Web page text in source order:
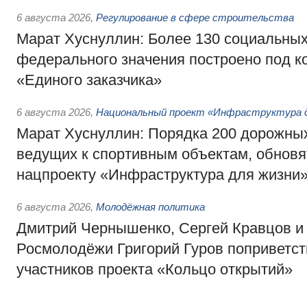
6 августа 2026, Регулирование в сфере строительства
Марат Хуснуллин: Более 130
федерального значения построено под
«Единого заказчика»
6 августа 2026, Национальный проект «Инфраструктура
Марат Хуснуллин: Порядка 200
ведущих к спортивным объектам,
нацпроекту «Инфраструктура для
6 августа 2026, Молодёжная политика
Дмитрий Чернышенко, Сергей Кравцов и
Росмолодёжи Григорий Гуров
участников проекта «Кольцо открытий»